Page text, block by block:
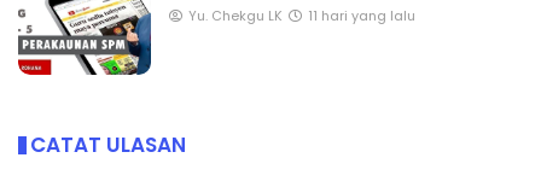
Yu. Chekgu LK 11 hari yang lalu
CATAT ULASAN